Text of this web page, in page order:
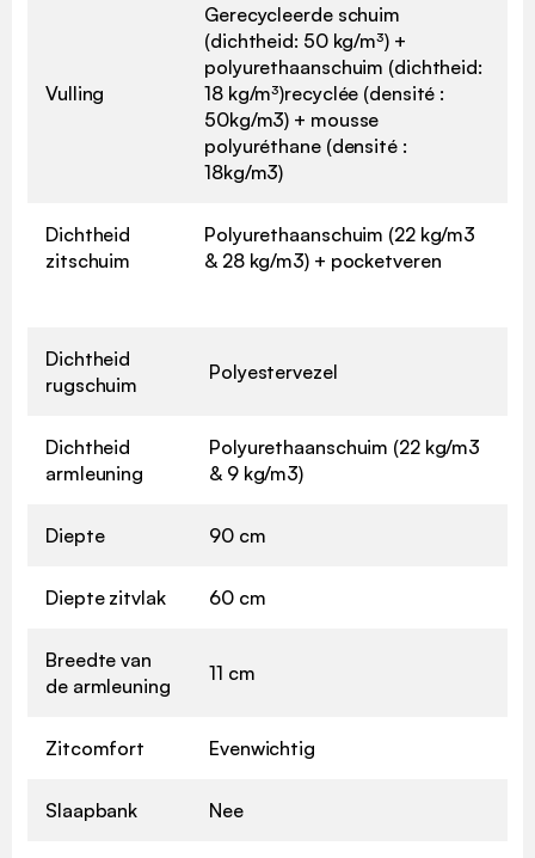
Vulling
Gerecycleerde schuim
(dichtheid: 50 kg/m³) +
polyurethaanschuim (dichtheid:
18 kg/m³)recyclée (densité :
50kg/m3) + mousse
polyuréthane (densité :
18kg/m3)
Dichtheid
zitschuim
Polyurethaanschuim (22 kg/m3
& 28 kg/m3) + pocketveren
Dichtheid
rugschuim
Polyestervezel
Dichtheid
armleuning
Polyurethaanschuim (22 kg/m3
& 9 kg/m3)
Diepte 90 cm
Diepte zitvlak 60 cm
Breedte van
de armleuning
11 cm
Zitcomfort Evenwichtig
Slaapbank Nee